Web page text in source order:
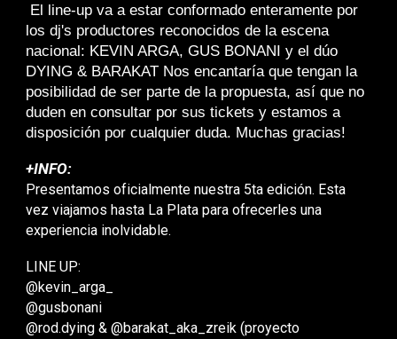
El line-up va a estar conformado enteramente por
los dj's productores reconocidos de la escena
nacional: KEVIN ARGA, GUS BONANI y el dúo
DYING & BARAKAT Nos encantaría que tengan la
posibilidad de ser parte de la propuesta, así que no
duden en consultar por sus tickets y estamos a
disposición por cualquier duda. Muchas gracias!
+INFO:
Presentamos oficialmente nuestra 5ta edición. Esta
vez viajamos hasta La Plata para ofrecerles una
experiencia inolvidable.
LINE UP:
@kevin_arga_
@gusbonani
@rod.dying &@barakat_aka_zreik (proyecto